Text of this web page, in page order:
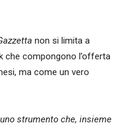
non si limita a
che compongono l’offerta
ma come un vero
strumento che, insieme